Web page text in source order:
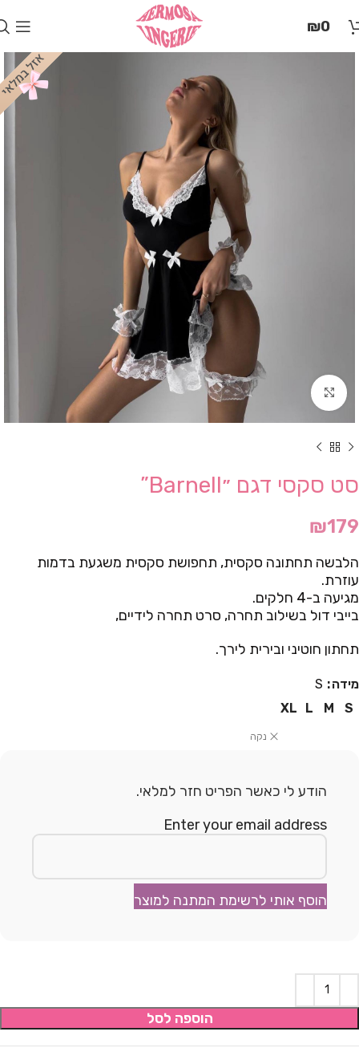
זֶה
₪0
Click to enlarge
סט סקסי דגם ״Barnell”
₪179
הלבשה תחתונה סקסית, תחפושת סקסית משגעת בדמות
עוזרת.
מגיעה ב-4 חלקים.
בייבי דול בשילוב תחרה, סרט תחרה לידיים,
תחתון חוטיני ובירית לירך.
מידה
S
S
M
L
XL
נקה
הודע לי כאשר הפריט חזר למלאי.
Enter your email address
הוסף אותי לרשימת המתנה למוצר
הוספה לסל